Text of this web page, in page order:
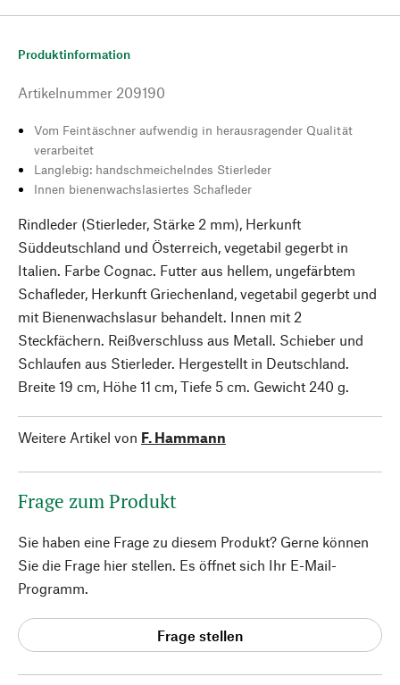
Produktinformation
Artikelnummer 209190
Vom Feintäschner aufwendig in herausragender Qualität
verarbeitet
Langlebig: handschmeichelndes Stierleder
Innen bienenwachslasiertes Schafleder
Rindleder (Stierleder, Stärke 2 mm), Herkunft
Süddeutschland und Österreich, vegetabil gegerbt in
Italien. Farbe Cognac. Futter aus hellem, ungefärbtem
Schafleder, Herkunft Griechenland, vegetabil gegerbt und
mit Bienenwachslasur behandelt. Innen mit 2
Steckfächern. Reißverschluss aus Metall. Schieber und
Schlaufen aus Stierleder. Hergestellt in Deutschland.
Breite 19 cm, Höhe 11 cm, Tiefe 5 cm. Gewicht 240 g.
Weitere Artikel von F. Hammann
Frage zum Produkt
Sie haben eine Frage zu diesem Produkt? Gerne können
Sie die Frage hier stellen. Es öffnet sich Ihr E-Mail-
Programm.
Frage stellen